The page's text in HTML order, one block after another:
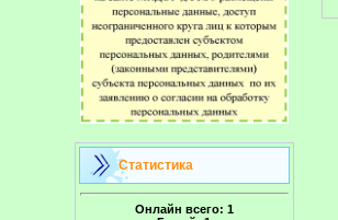
Статистика
Онлайн всего: 1